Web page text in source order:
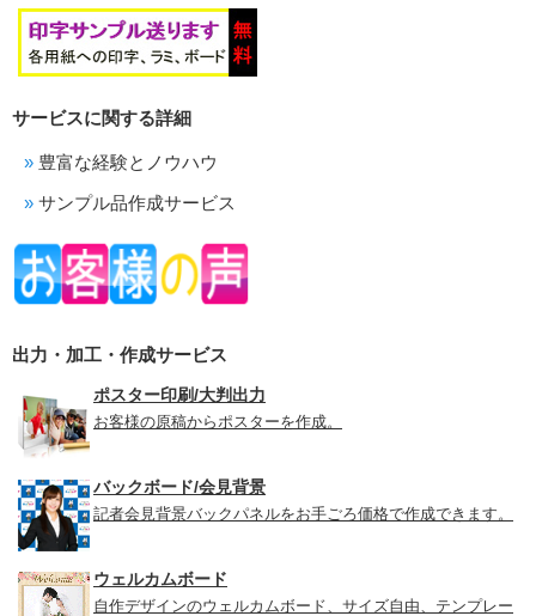
サービスに関する詳細
豊富な経験とノウハウ
サンプル品作成サービス
出力・加工・作成サービス
ポスター印刷/大判出力
お客様の原稿からポスターを作成。
バックボード/会見背景
記者会見背景バックパネルをお手ごろ価格で作成できます。
ウェルカムボード
自作デザインのウェルカムボード、サイズ自由、テンプレー